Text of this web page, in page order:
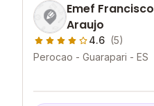
Emef Francisco
Araujo
4.6 (5)
Perocao - Guarapari - ES